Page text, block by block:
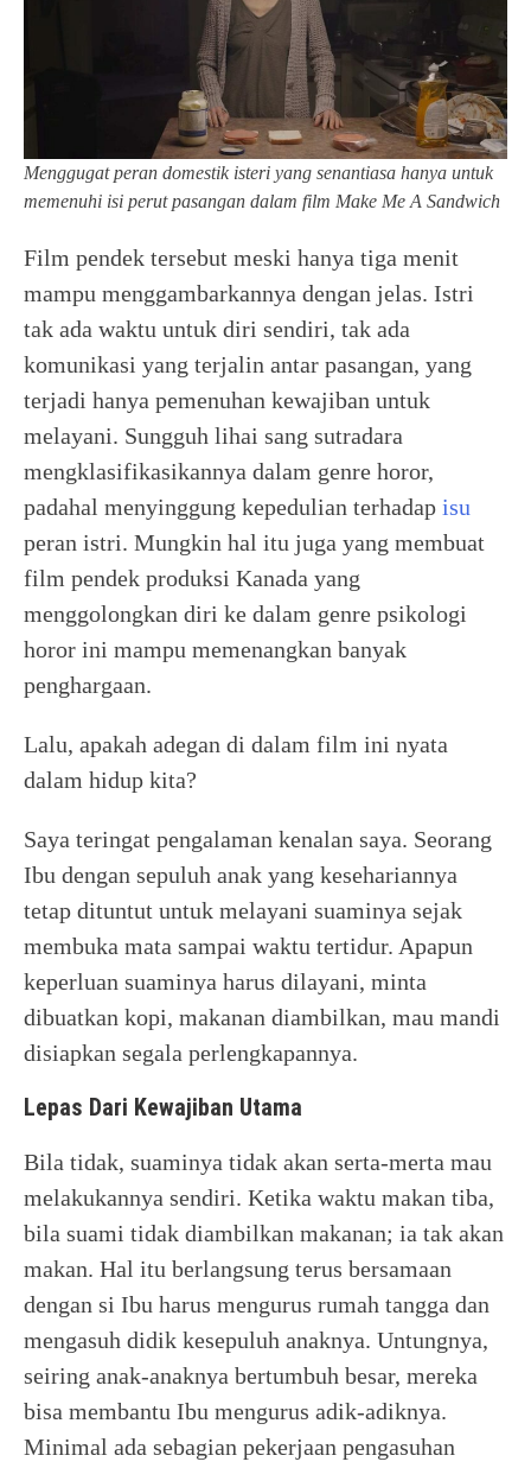
Menggugat peran domestik isteri yang senantiasa hanya untuk
memenuhi isi perut pasangan dalam film Make Me A Sandwich
Film pendek tersebut meski hanya tiga menit
mampu menggambarkannya dengan jelas. Istri
tak ada waktu untuk diri sendiri, tak ada
komunikasi yang terjalin antar pasangan, yang
terjadi hanya pemenuhan kewajiban untuk
melayani. Sungguh lihai sang sutradara
mengklasifikasikannya dalam genre horor,
padahal menyinggung kepedulian terhadap isu
peran istri. Mungkin hal itu juga yang membuat
film pendek produksi Kanada yang
menggolongkan diri ke dalam genre psikologi
horor ini mampu memenangkan banyak
penghargaan.
Lalu, apakah adegan di dalam film ini nyata
dalam hidup kita?
Saya teringat pengalaman kenalan saya. Seorang
Ibu dengan sepuluh anak yang kesehariannya
tetap dituntut untuk melayani suaminya sejak
membuka mata sampai waktu tertidur. Apapun
keperluan suaminya harus dilayani, minta
dibuatkan kopi, makanan diambilkan, mau mandi
disiapkan segala perlengkapannya.
Lepas Dari Kewajiban Utama
Bila tidak, suaminya tidak akan serta-merta mau
melakukannya sendiri. Ketika waktu makan tiba,
bila suami tidak diambilkan makanan; ia tak akan
makan. Hal itu berlangsung terus bersamaan
dengan si Ibu harus mengurus rumah tangga dan
mengasuh didik kesepuluh anaknya. Untungnya,
seiring anak-anaknya bertumbuh besar, mereka
bisa membantu Ibu mengurus adik-adiknya.
Minimal ada sebagian pekerjaan pengasuhan